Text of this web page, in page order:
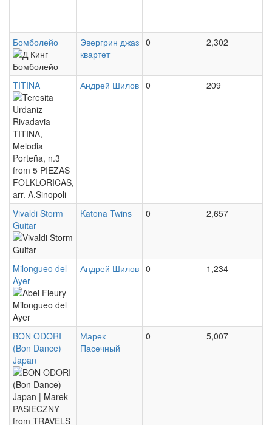
№8
Бомболейо
Д
Кинг
Бомболейо
Эвергрин джаз
квартет
0 2,302
TITINA
Teresita
Urdaniz
Rivadavia
-
TITINA,
Melodia
Porteña,
n.3
from
5
PIEZAS
FOLKLORICAS,
arr.
A.Sinopoli
Андрей Шилов 0 209
Vivaldi Storm
Guitar
Vivaldi
Storm
Guitar
Katona Twins 0 2,657
Milongueo del
Ayer
Abel
Fleury
-
Milongueo
del
Ayer
Андрей Шилов 0 1,234
BON ODORI
(Bon Dance)
Japan
BON
ODORI
(Bon
Марек
Пасечный
0 5,007